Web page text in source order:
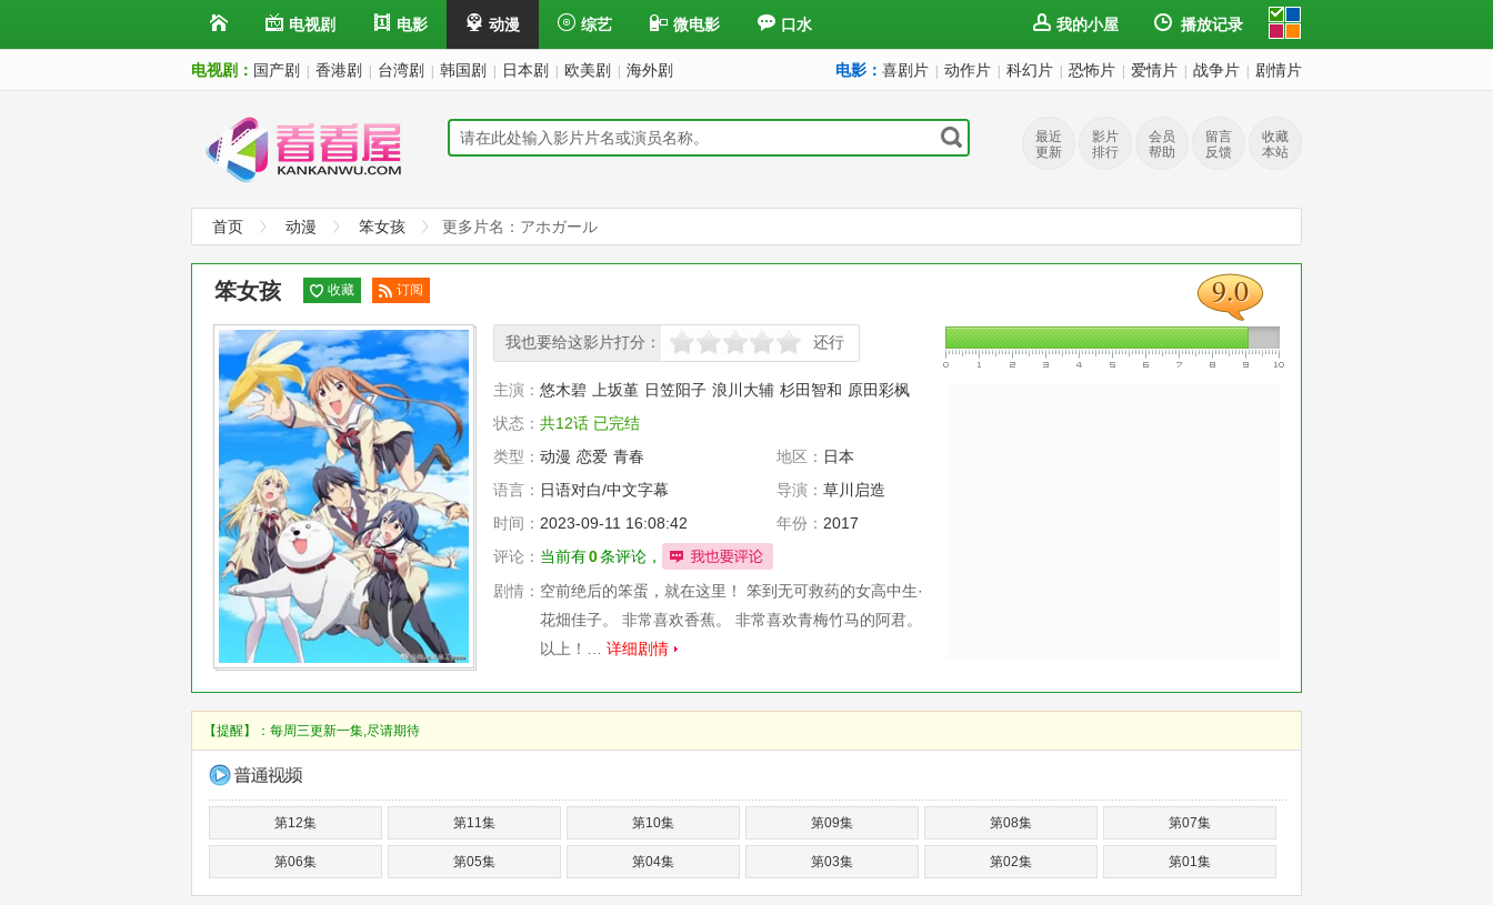
电视剧 电影 动漫 综艺 微电影 口水 我的小屋 播放记录
电视剧： 国产剧 香港剧 台湾剧 韩国剧 日本剧 欧美剧 海外剧 电影： 喜剧片 动作片 科幻片 恐怖片 爱情片 战争片 剧情片
最近
更新
影片
排行
会员
帮助
留言
反馈
收藏
本站
首页 动漫 笨女孩 更多片名：アホガール
9.0
9.0
笨女孩 收藏
订阅
阅
我也要给这影片打分：
很差较差 还行推荐 力荐 还行
主演： 悠木碧 上坂堇 日笠阳子 浪川大辅 杉田智和 原田彩枫
状态： 共12话 已完结
类型： 动漫 恋爱 青春 地区： 日本
语言： 日语对白/中文字幕 导演： 草川启造
时间： 2023-09-11 16:08:42 年份： 2017
评论： 当前有0条评论，
剧情： 空前绝后的笨蛋，就在这里！ 笨到无可救药的女高中生·
花畑佳子。 非常喜欢香蕉。 非常喜欢青梅竹马的阿君。
以上！… 详细剧情
【提醒】： 每周三更新一集,尽请期待
第12集 第11集 第10集 第09集 第08集 第07集
第06集 第05集 第04集 第03集 第02集 第01集